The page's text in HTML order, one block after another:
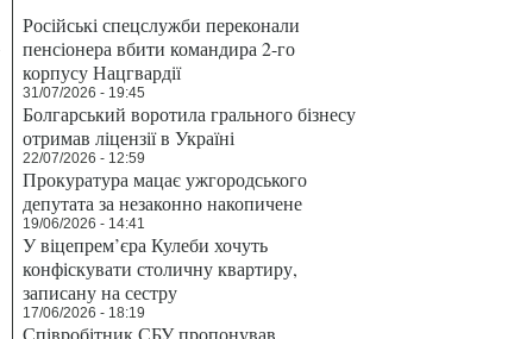
Російські спецслужби переконали
пенсіонера вбити командира 2-го
корпусу Нацгвардії
31/07/2026 - 19:45
Болгарський воротила грального бізнесу
отримав ліцензії в Україні
22/07/2026 - 12:59
Прокуратура мацає ужгородського
депутата за незаконно накопичене
19/06/2026 - 14:41
У віцепрем’єра Кулеби хочуть
конфіскувати столичну квартиру,
записану на сестру
17/06/2026 - 18:19
Співробітник СБУ пропонував